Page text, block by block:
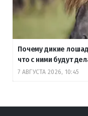
Почему дикие
что с ними будут
7 АВГУСТА 2026, 10:45